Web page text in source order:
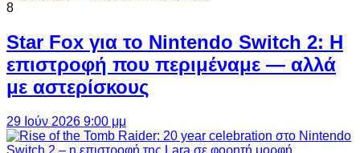
8
Star Fox για το Nintendo Switch 2: Η
επιστροφή που περιμέναμε — αλλά
με αστερίσκους
29 Ιούν 2026 9:00 μμ